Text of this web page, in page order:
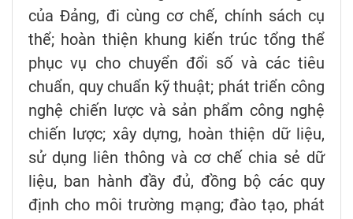
của Đảng, đi cùng cơ chế, chính sách cụ
thể; hoàn thiện khung kiến trúc tổng thể
phục vụ cho chuyển đổi số và các tiêu
chuẩn, quy chuẩn kỹ thuật; phát triển công
nghệ chiến lược và sản phẩm công nghệ
chiến lược; xây dựng, hoàn thiện dữ liệu,
sử dụng liên thông và cơ chế chia sẻ dữ
liệu, ban hành đầy đủ, đồng bộ các quy
định cho môi trường mạng; đào tạo, phát